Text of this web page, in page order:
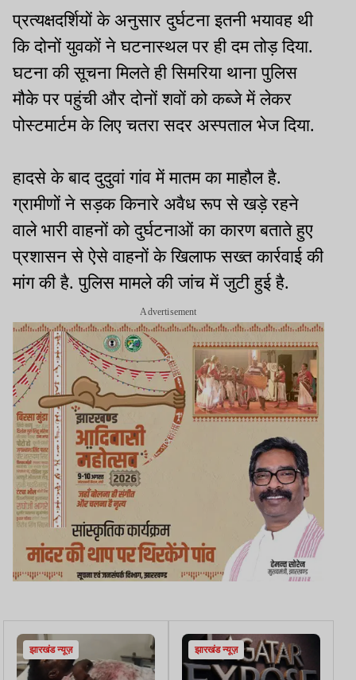
प्रत्यक्षदर्शियों के अनुसार दुर्घटना इतनी भयावह थी
कि दोनों युवकों ने घटनास्थल पर ही दम तोड़ दिया.
घटना की सूचना मिलते ही सिमरिया थाना पुलिस
मौके पर पहुंची और दोनों शवों को कब्जे में लेकर
पोस्टमार्टम के लिए चतरा सदर अस्पताल भेज दिया.
हादसे के बाद दुदुवां गांव में मातम का माहौल है.
ग्रामीणों ने सड़क किनारे अवैध रूप से खड़े रहने
वाले भारी वाहनों को दुर्घटनाओं का कारण बताते हुए
प्रशासन से ऐसे वाहनों के खिलाफ सख्त कार्रवाई की
मांग की है. पुलिस मामले की जांच में जुटी हुई है.
Advertisement
झारखंड न्यूज़ झारखंड न्यूज़